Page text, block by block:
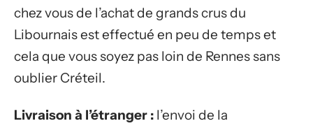
chez vous de l’achat de grands crus du
Libournais est effectué en peu de temps et
cela que vous soyez pas loin de Rennes sans
oublier Créteil.
Livraison à l’étranger : l’envoi de la